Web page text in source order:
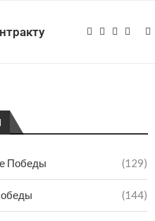
Победы (129)
(144)